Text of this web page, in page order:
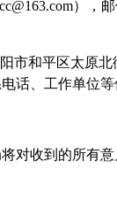
），
和平区太原北
话、工作单位等
收到的所有意